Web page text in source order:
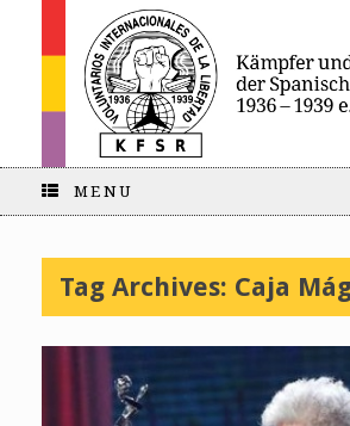
MENU
Tag Archives: Caja